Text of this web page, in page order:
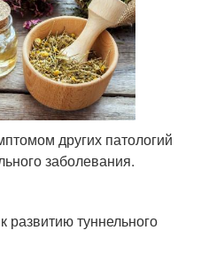
других патологий
заболевания.
туннельного